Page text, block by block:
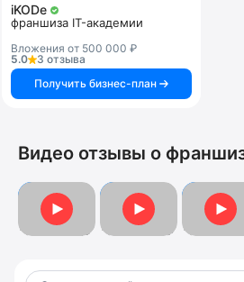
iKODe
франшиза IT-академии
Вложения от 500 000 ₽
5.0
3 отзыва
Получить бизнес-план
Видео отзывы о
Отзыв Акылай Тологоновой
Отзыв Екатерины
Отзыв